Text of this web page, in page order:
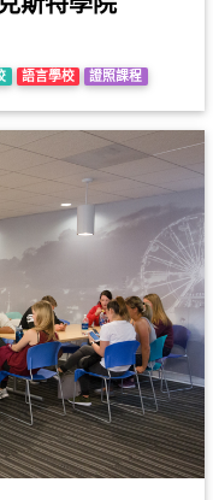
語言學校 證照課程